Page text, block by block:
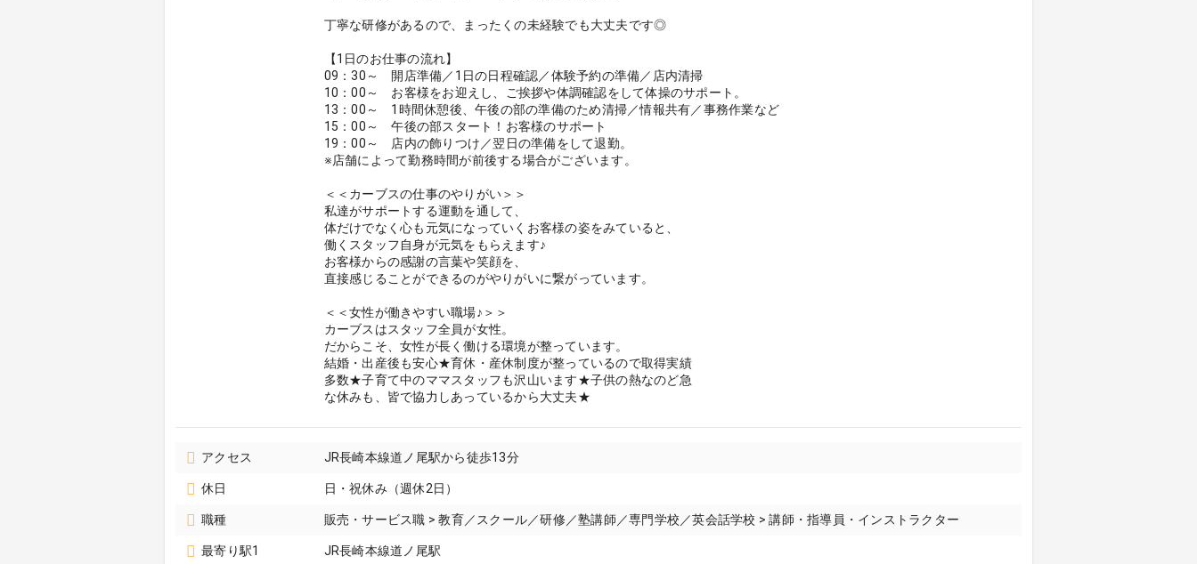
丁寧な研修があるので、まったくの未経験でも大丈夫です◎
【1日のお仕事の流れ】
09：30～ 開店準備／1日の日程確認／体験予約の準備／店内清掃
10：00～ お客様をお迎えし、ご挨拶や体調確認をして体操のサポート。
13：00～ 1時間休憩後、午後の部の準備のため清掃／情報共有／事務作業など
15：00～ 午後の部スタート！お客様のサポート
19：00～ 店内の飾りつけ／翌日の準備をして退勤。
※店舗によって勤務時間が前後する場合がございます。
＜＜カーブスの仕事のやりがい＞＞
私達がサポートする運動を通して、
体だけでなく心も元気になっていくお客様の姿をみていると、
働くスタッフ自身が元気をもらえます♪
お客様からの感謝の言葉や笑顔を、
直接感じることができるのがやりがいに繋がっています。
＜＜女性が働きやすい職場♪＞＞
カーブスはスタッフ全員が女性。
だからこそ、女性が長く働ける環境が整っています。
結婚・出産後も安心★育休・産休制度が整っているので取得実績
多数★子育て中のママスタッフも沢山います★子供の熱なのど急
な休みも、皆で協力しあっているから大丈夫★
アクセス JR長崎本線道ノ尾駅から徒歩13分
休日 日・祝休み（週休2日）
職種 販売・サービス職 > 教育／スクール／研修／塾講師／専門学校／英会話学校 > 講師・指導員・インストラクター
最寄り駅1 JR長崎本線道ノ尾駅